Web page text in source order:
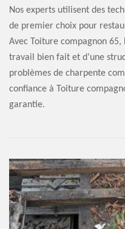
Nos experts utilisent des
de premier choix pour
Avec Toiture compagnon 65,
travail bien fait et d’une
problèmes de charpente
confiance à Toiture
garantie.